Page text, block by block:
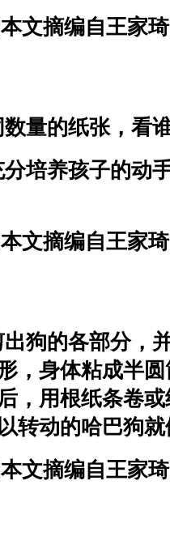
本文摘编自王家
量的纸张，看
培养孩子的动
本文摘编自王家
狗的各部分，
，身体粘成半
，用根纸条卷
转动的哈巴狗
本文摘编自王家